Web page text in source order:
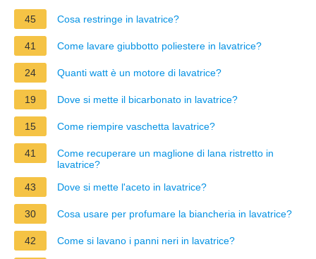
45 Cosa restringe in lavatrice?
41 Come lavare giubbotto poliestere in lavatrice?
24 Quanti watt è un motore di lavatrice?
19 Dove si mette il bicarbonato in lavatrice?
15 Come riempire vaschetta lavatrice?
41
Come recuperare un maglione di lana ristretto in
lavatrice?
43
Dove si mette l'aceto in lavatrice?
30 Cosa usare per profumare la biancheria in lavatrice?
42 Come si lavano i panni neri in lavatrice?